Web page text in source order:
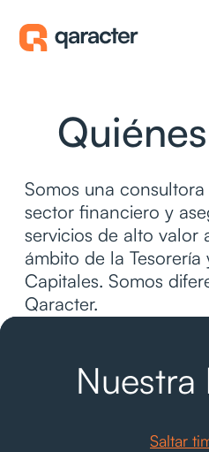
Somos una
sector financiero y
servicios de alto valor
ámbito de la
Capitales. Somos
Qaracter.
Saltar